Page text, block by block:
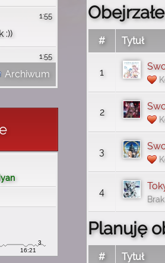
1:55
:))
1:55
i
1:54
Archiwum
# Tytuł
1
2
3
4
Planuję
# Tytuł